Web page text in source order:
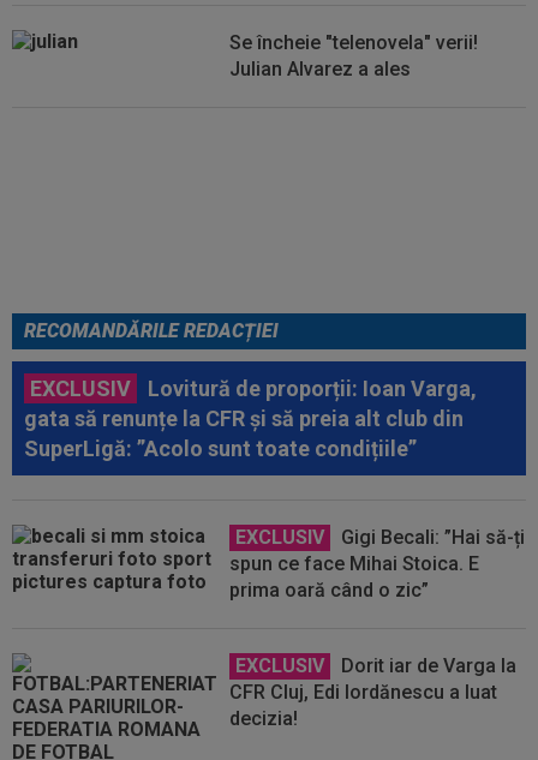
Se încheie "telenovela" verii!
Julian Alvarez a ales
RECOMANDĂRILE REDACȚIEI
EXCLUSIV
Lovitură de proporții: Ioan Varga,
gata să renunțe la CFR și să preia alt club din
SuperLigă: ”Acolo sunt toate condițiile”
EXCLUSIV
Gigi Becali: ”Hai să-ți
spun ce face Mihai Stoica. E
prima oară când o zic”
EXCLUSIV
Dorit iar de Varga la
CFR Cluj, Edi Iordănescu a luat
decizia!